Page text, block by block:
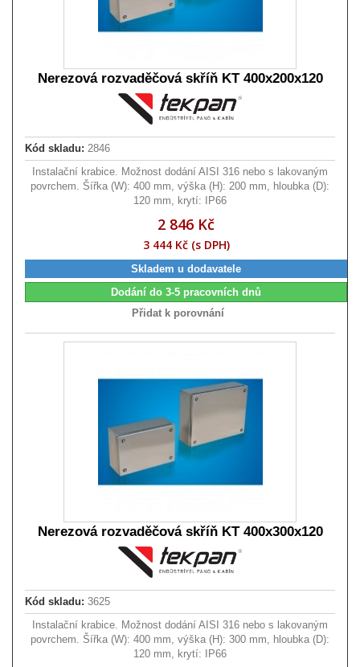
Nerezová rozvaděčová skříň KT 400x200x120
Kód skladu: 2846
Instalační krabice. Možnost dodání AISI 316 nebo s lakovaným
povrchem. Šířka (W): 400 mm, výška (H): 200 mm, hloubka (D):
120 mm, krytí: IP66
2 846 Kč
3 444 Kč (s DPH)
Skladem u dodavatele
Dodání do 3-5 pracovních dnů
Přidat k porovnání
Nerezová rozvaděčová skříň KT 400x300x120
Kód skladu: 3625
Instalační krabice. Možnost dodání AISI 316 nebo s lakovaným
povrchem. Šířka (W): 400 mm, výška (H): 300 mm, hloubka (D):
120 mm, krytí: IP66